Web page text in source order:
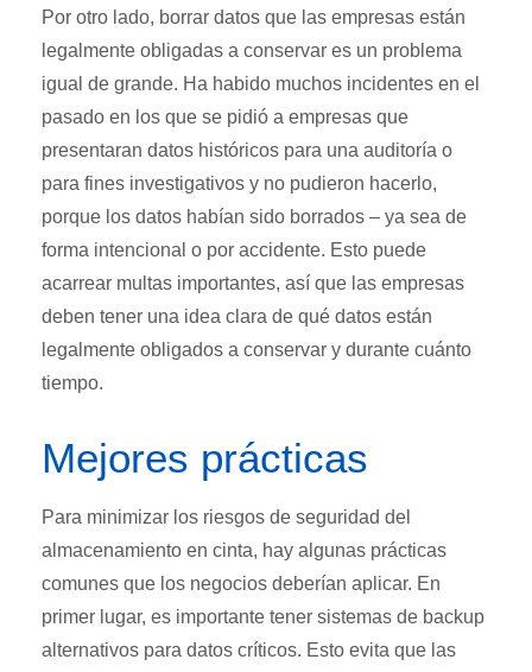
Por otro lado, borrar datos que las empresas están
legalmente obligadas a conservar es un problema
igual de grande. Ha habido muchos incidentes en el
pasado en los que se pidió a empresas que
presentaran datos históricos para una auditoría o
para fines investigativos y no pudieron hacerlo,
porque los datos habían sido borrados – ya sea de
forma intencional o por accidente. Esto puede
acarrear multas importantes, así que las empresas
deben tener una idea clara de qué datos están
legalmente obligados a conservar y durante cuánto
tiempo.
Mejores prácticas
Para minimizar los riesgos de seguridad del
almacenamiento en cinta, hay algunas prácticas
comunes que los negocios deberían aplicar. En
primer lugar, es importante tener sistemas de backup
alternativos para datos críticos. Esto evita que las